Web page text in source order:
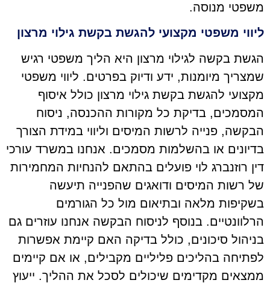
משפטי מנוסה.
ליווי משפטי מקצועי להגשת בקשת גילוי מרצון
הגשת בקשה לגילוי מרצון היא הליך משפטי רגיש
שמצריך מיומנות, ידע ודיוק בפרטים. ליווי משפטי
מקצועי להגשת בקשת גילוי מרצון כולל איסוף
המסמכים, בדיקת כל מקורות ההכנסה, ניסוח
הבקשה, פנייה לרשות המיסים וליווי במידת הצורך
בדיונים או בהשלמות מסמכים. אנחנו במשרד עורכי
דין רוזנברג לוי פועלים בהתאם להנחיות המחמירות
של רשות המיסים ודואגים שהפנייה תיעשה
בשקיפות מלאה ובתיאום מול כל הגורמים
הרלוונטיים. בנוסף לניסוח הבקשה אנחנו עוזרים גם
בניהול סיכונים, כולל בדיקה האם קיימת אפשרות
לפתיחה בהליכים פליליים מקבילים, או אם קיימים
ממצאים מקדימים שיכולים לסכל את ההליך. ייעוץ